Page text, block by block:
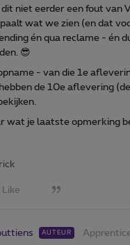
dit niet eerder een fout van
wat we zien (en dat
én qua reclame - én
😎
- van die 1e
de 10e aflevering
wat je laatste opmerking
Like
AUTEUR